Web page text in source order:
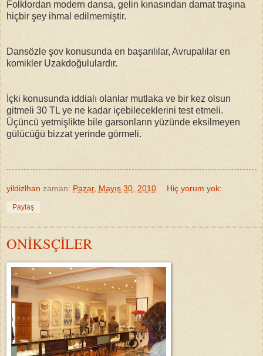
Folklordan modern dansa, gelin kınasından damat traşına
hiçbir şey ihmal edilmemiştir.
Dansözle şov konusunda en başarılılar, Avrupalılar en
komikler Uzakdoğululardır.
İçki konusunda iddialı olanlar mutlaka ve bir kez olsun
gitmeli 30 TL ye ne kadar içebileceklerini test etmeli.
Üçüncü yetmişlikte bile garsonların yüzünde eksilmeyen
gülücüğü bizzat yerinde görmeli.
yildizlhan zaman: Pazar, Mayıs 30, 2010 Hiç yorum yok:
Paylaş
ONİKSÇİLER